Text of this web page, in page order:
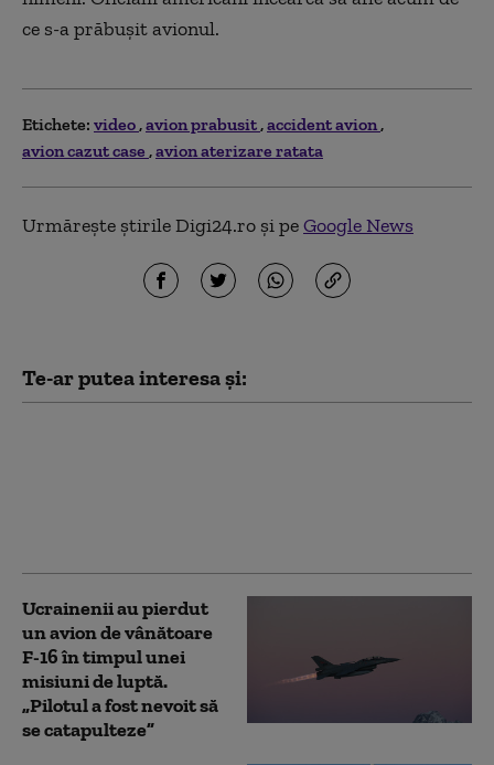
ce s-a prăbuşit avionul.
Etichete: video avion prabusit accident avion
avion cazut case avion aterizare ratata
Urmărește știrile Digi24.ro și peGoogle News
Te-ar putea interesa și:
Ucrainenii au pierdut
un avion de vânătoare
F-16 în timpul unei
misiuni de luptă.
„Pilotul a fost nevoit să
se catapulteze”